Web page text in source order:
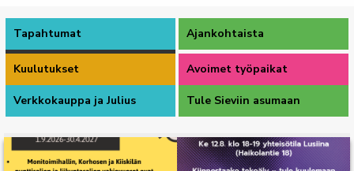
Tapahtumat Ajankohtaista
Kuulutukset Avoimet työpaikat
Verkkokauppa ja Julius Tule Sieviin asumaan